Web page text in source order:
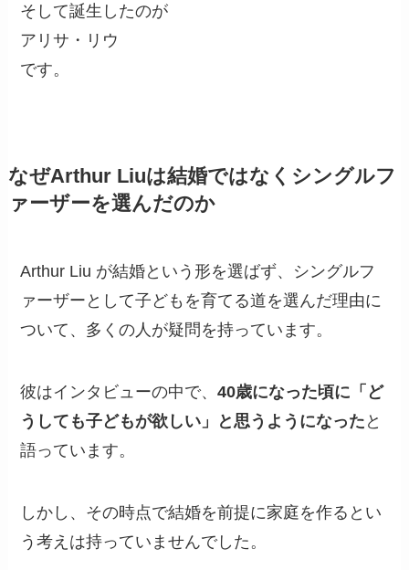
そして誕生したのが
アリサ・リウ
です。
なぜArthur Liuは結婚ではなくシングルフ
ァーザーを選んだのか
Arthur Liu が結婚という形を選ばず、シングルフ
ァーザーとして子どもを育てる道を選んだ理由に
ついて、多くの人が疑問を持っています。
彼はインタビューの中で、40歳になった頃に「ど
うしても子どもが欲しい」と思うようになった と
語っています。
しかし、その時点で結婚を前提に家庭を作るとい
う考えは持っていませんでした。